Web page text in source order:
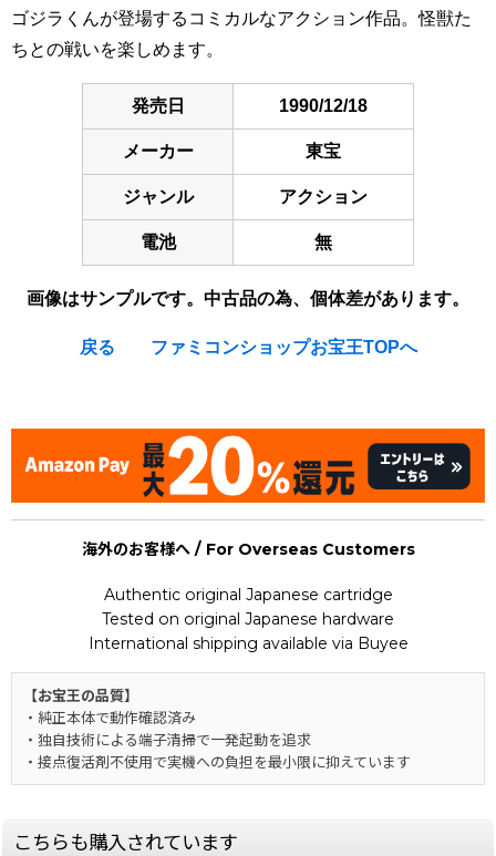
ゴジラくんが登場するコミカルなアクション作品。怪獣た
ちとの戦いを楽しめます。
発売日 1990/12/18
メーカー 東宝
ジャンル アクション
電池 無
画像はサンプルです。中古品の為、個体差があります。
戻る ファミコンショップお宝王TOPへ
海外のお客様へ / For Overseas Customers
Authentic original Japanese cartridge
Tested on original Japanese hardware
International shipping available via Buyee
【お宝王の品質】
・純正本体で動作確認済み
・独自技術による端子清掃で一発起動を追求
・接点復活剤不使用で実機への負担を最小限に抑えています
こちらも購入されています